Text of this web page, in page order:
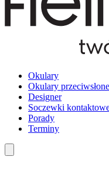
Okulary
Okulary
Designer
Soczewki
Porady
Terminy